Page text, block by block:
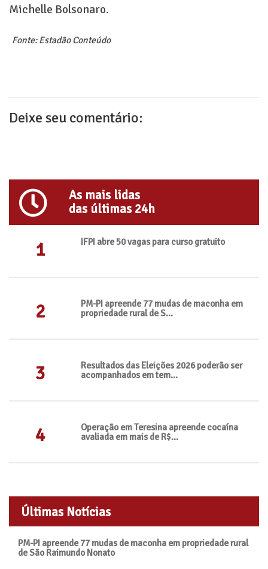
Michelle Bolsonaro.
Fonte: Estadão Conteúdo
Deixe seu comentário:
As mais lidas
das últimas 24h
1 IFPI abre 50 vagas para curso gratuito
2
PM-PI apreende 77 mudas de maconha em
propriedade rural de S...
3
Resultados das Eleições 2026 poderão ser
acompanhados em tem...
4
Operação em Teresina apreende cocaína
avaliada em mais de R$...
Últimas Notícias
PM-PI apreende 77 mudas de maconha em propriedade rural
de São Raimundo Nonato